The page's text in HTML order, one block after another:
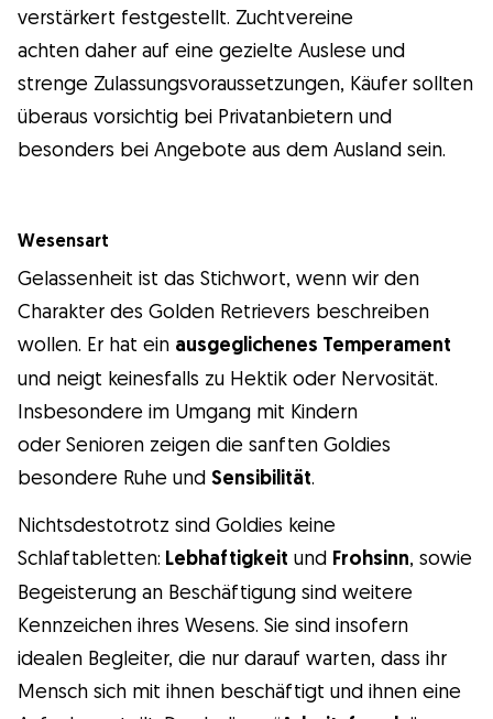
verstärkert festgestellt. Zuchtvereine
achten daher auf eine gezielte Auslese und
strenge Zulassungsvoraussetzungen, Käufer sollten
überaus vorsichtig bei Privatanbietern und
besonders bei Angebote aus dem Ausland sein.
Wesensart
Gelassenheit ist das Stichwort, wenn wir den
Charakter des Golden Retrievers beschreiben
wollen. Er hat ein ausgeglichenes Temperament
und neigt keinesfalls zu Hektik oder Nervosität.
Insbesondere im Umgang mit Kindern
oder Senioren zeigen die sanften Goldies
besondere Ruhe und Sensibilität.
Nichtsdestotrotz sind Goldies keine
Schlaftabletten: Lebhaftigkeit und Frohsinn, sowie
Begeisterung an Beschäftigung sind weitere
Kennzeichen ihres Wesens. Sie sind insofern
idealen Begleiter, die nur darauf warten, dass ihr
Mensch sich mit ihnen beschäftigt und ihnen eine